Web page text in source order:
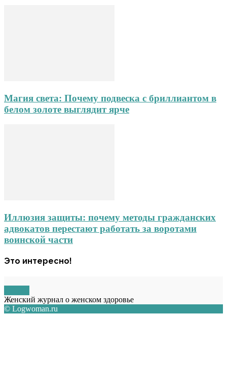
Магия света: Почему подвеска с бриллиантом в
белом золоте выглядит ярче
Иллюзия защиты: почему методы гражданских
адвокатов перестают работать за воротами
воинской части
Это интересно!
Женский журнал о женском здоровье
© Logwoman.ru